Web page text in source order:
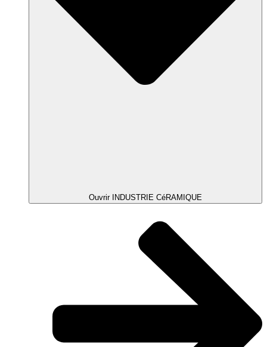
Ouvrir INDUSTRIE CéRAMIQUE